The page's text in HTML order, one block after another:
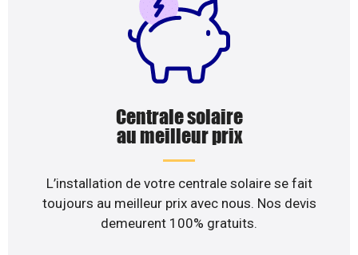
Centrale solaire
au meilleur prix
L’installation de votre centrale solaire se fait
toujours au meilleur prix avec nous. Nos devis
demeurent 100% gratuits.